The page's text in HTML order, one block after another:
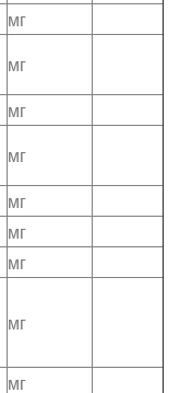
мг
мг
мг
мг
мг
мг
мг
мг
мг